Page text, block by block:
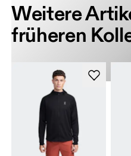
Weitere
früheren